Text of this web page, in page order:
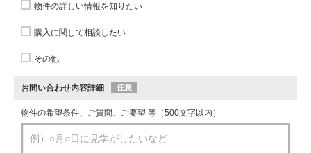
物件の詳しい情報を知りたい
購入に関して相談したい
その他
お問い合わせ内容詳細 任意
物件の希望条件、ご質問、ご要望 等（500文字以内）